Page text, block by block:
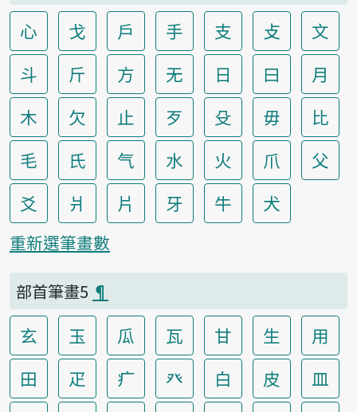
心 戈 戶 手 支 攴
文
斗
斤 方 无 日 曰
月
木
欠 止 歹 殳 毋
比
毛
氏 气 水 火 爪
父
爻
爿 片 牙 牛 犬
重新選筆畫數
部首筆畫5 ¶
玄 玉 瓜 瓦 甘 生
用
田
疋 疒 癶 白 皮
皿